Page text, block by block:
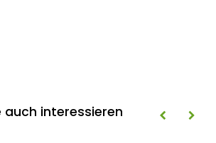
auch interessieren